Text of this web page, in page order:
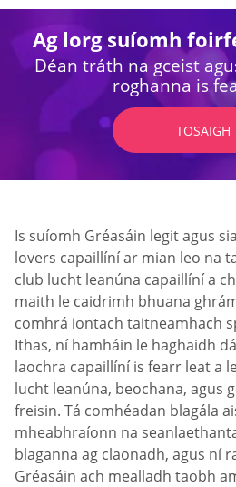
Ag lorg suíomh
Déan tráth na gceist
roghanna is
TOSAIGH
Is suíomh Gréasáin legit agus
lovers capaillíní ar mian leo na
club lucht leanúna capaillíní a
maith le caidrimh bhuana
comhrá iontach taitneamhach
Ithas, ní hamháin le haghaidh
laochra capaillíní is fearr leat a
lucht leanúna, beochana, agus
freisin. Tá comhéadan blagála
mheabhraíonn na
blaganna ag claonadh, agus ní
Gréasáin ach mealladh taobh